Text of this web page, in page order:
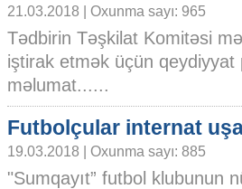
21.03.2018 | Oxunma sayı: 965
Tədbirin Təşkilat Komitəsi
iştirak etmək üçün
məlumat......
Futbolçular internat
19.03.2018 | Oxunma sayı: 885
"Sumqayıt” futbol klubunun